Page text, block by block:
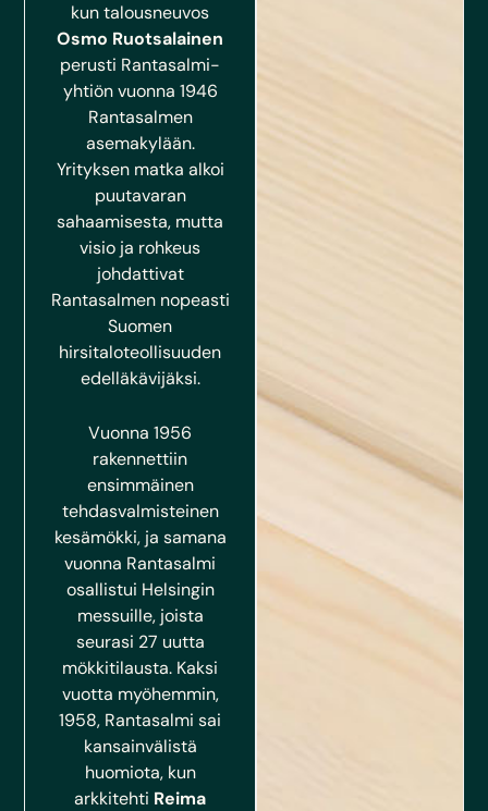
kun talousneuvos
Osmo Ruotsalainen
perusti Rantasalmi-
yhtiön vuonna 1946
Rantasalmen
asemakylään.
Yrityksen matka alkoi
puutavaran
sahaamisesta, mutta
visio ja rohkeus
johdattivat
Rantasalmen nopeasti
Suomen
hirsitaloteollisuuden
edelläkävijäksi.
Vuonna 1956
rakennettiin
ensimmäinen
tehdasvalmisteinen
kesämökki, ja samana
vuonna Rantasalmi
osallistui Helsingin
messuille, joista
seurasi 27 uutta
mökkitilausta. Kaksi
vuotta myöhemmin,
1958, Rantasalmi sai
kansainvälistä
huomiota, kun
arkkitehti Reima